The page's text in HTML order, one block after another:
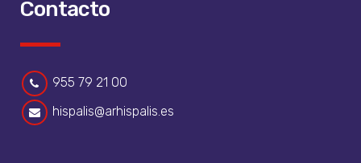
Contacto
955 79 21 00
hispalis@arhispalis.es